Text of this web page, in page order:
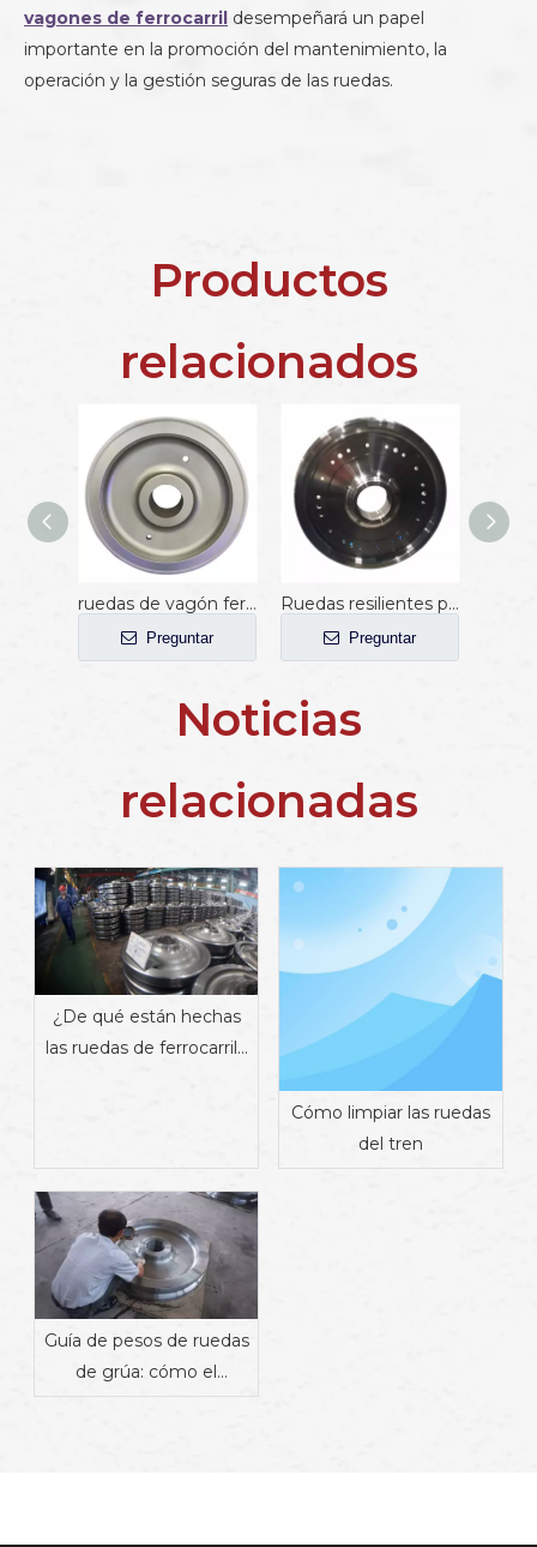
vagones de ferrocarril desempeñará un papel
importante en la promoción del mantenimiento, la
operación y la gestión seguras de las ruedas.
Productos
relacionados
ruedas de vagón ferroviario de 850 mm
Preguntar
Ruedas resilientes para trenes de metro con TSI
Preguntar
Noticias
relacionadas
¿De qué están hechas
las ruedas de ferrocarril?
Cómo limpiar las ruedas
del tren
Guía de pesos de ruedas
de grúa: cómo el